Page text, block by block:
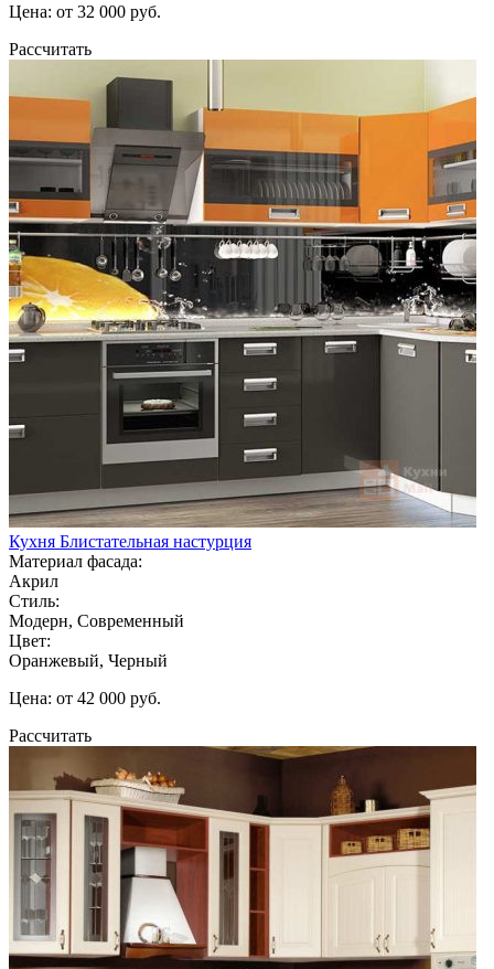
Цена: от 32 000 руб.
Рассчитать
Кухня Блистательная настурция
Материал фасада:
Акрил
Стиль:
Модерн, Современный
Цвет:
Оранжевый, Черный
Цена: от 42 000 руб.
Рассчитать